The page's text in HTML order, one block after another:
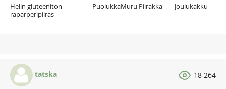
Helin gluteeniton
raparperipiiras
PuolukkaMuru Piirakka Joulukakku
tatska 18 264